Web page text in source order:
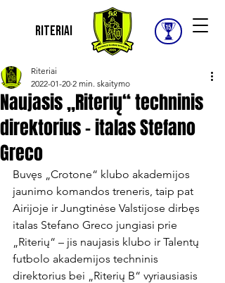
Riteriai
Naujasis „Riterių“ techninis
direktorius – italas Stefano
Greco
Riteriai
2022-01-20 2 min. skaitymo
Buvęs „Crotone“ klubo akademijos
jaunimo komandos treneris, taip pat
Airijoje ir Jungtinėse Valstijose dirbęs
italas Stefano Greco jungiasi prie
„Riterių“ – jis naujasis klubo ir Talentų
futbolo akademijos techninis
direktorius bei „Riterių B“ vyriausiasis